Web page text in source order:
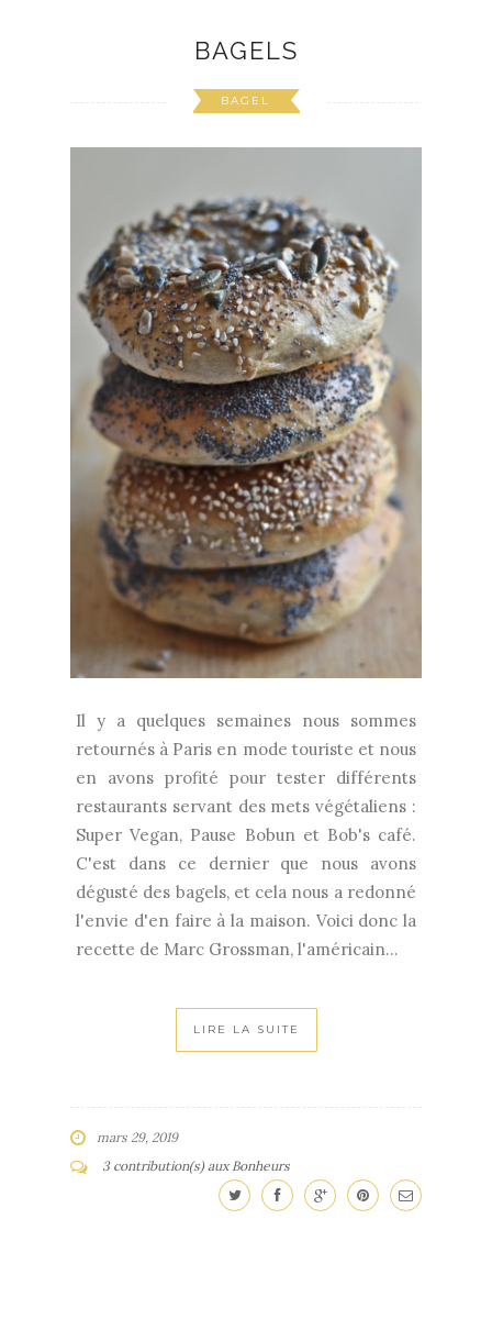
BAGELS
BAGEL
Il y a quelques semaines nous sommes
retournés à Paris en mode touriste et nous
en avons profité pour tester différents
restaurants servant des mets végétaliens :
Super Vegan, Pause Bobun et Bob's café.
C'est dans ce dernier que nous avons
dégusté des bagels, et cela nous a redonné
l'envie d'en faire à la maison. Voici donc la
recette de Marc Grossman, l'américain...
LIRE LA SUITE
mars 29, 2019
3 contribution(s) aux Bonheurs